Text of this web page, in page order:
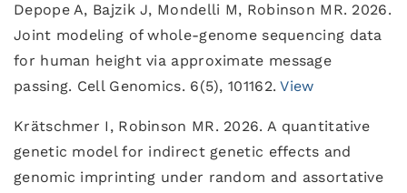
Depope A, Bajzik J, Mondelli M, Robinson MR. 2026.
Joint modeling of whole-genome sequencing data
for human height via approximate message
passing. Cell Genomics. 6(5), 101162.View
Krätschmer I, Robinson MR. 2026. A quantitative
genetic model for indirect genetic effects and
genomic imprinting under random and assortative